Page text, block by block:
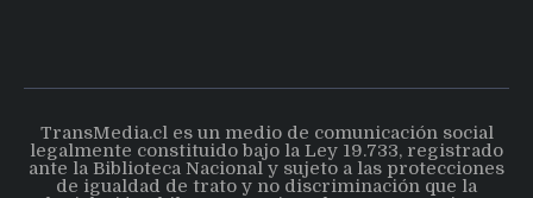
TransMedia.cl es un medio de comunicación social
legalmente constituido bajo la Ley 19.733, registrado
ante la Biblioteca Nacional y sujeto a las protecciones
de igualdad de trato y no discriminación que la